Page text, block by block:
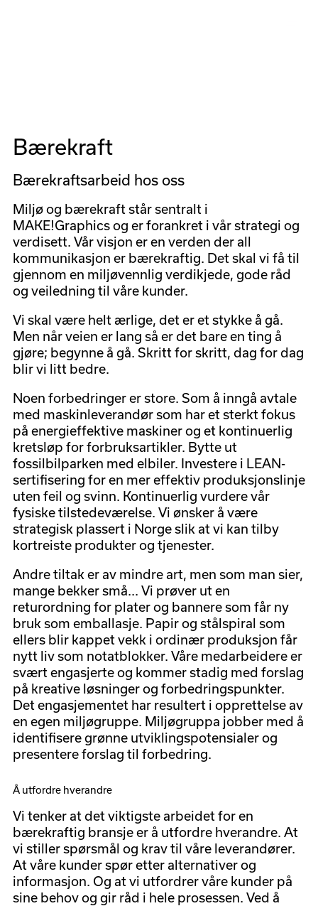
Bærekraft
Bærekraftsarbeid hos oss
Miljø og bærekraft står sentralt i
MAKE!Graphics og er forankret i vår strategi og
verdisett. Vår visjon er en verden der all
kommunikasjon er bærekraftig. Det skal vi få til
gjennom en miljøvennlig verdikjede, gode råd
og veiledning til våre kunder.
Vi skal være helt ærlige, det er et stykke å gå.
Men når veien er lang så er det bare en ting å
gjøre; begynne å gå. Skritt for skritt, dag for dag
blir vi litt bedre.
Noen forbedringer er store. Som å inngå avtale
med maskinleverandør som har et sterkt fokus
på energieffektive maskiner og et kontinuerlig
kretsløp for forbruksartikler. Bytte ut
fossilbilparken med elbiler. Investere i LEAN-
sertifisering for en mer effektiv produksjonslinje
uten feil og svinn. Kontinuerlig vurdere vår
fysiske tilstedeværelse. Vi ønsker å være
strategisk plassert i Norge slik at vi kan tilby
kortreiste produkter og tjenester.
Andre tiltak er av mindre art, men som man sier,
mange bekker små... Vi prøver ut en
returordning for plater og bannere som får ny
bruk som emballasje. Papir og stålspiral som
ellers blir kappet vekk i ordinær produksjon får
nytt liv som notatblokker. Våre medarbeidere er
svært engasjerte og kommer stadig med forslag
på kreative løsninger og forbedringspunkter.
Det engasjementet har resultert i opprettelse av
en egen miljøgruppe. Miljøgruppa jobber med å
identifisere grønne utviklingspotensialer og
presentere forslag til forbedring.
Å utfordre hverandre
Vi tenker at det viktigste arbeidet for en
bærekraftig bransje er å utfordre hverandre. At
vi stiller spørsmål og krav til våre leverandører.
At våre kunder spør etter alternativer og
informasjon. Og at vi utfordrer våre kunder på
sine behov og gir råd i hele prosessen. Ved å